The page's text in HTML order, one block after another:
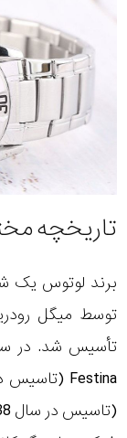
تاریخچه
برند لوتوس یک